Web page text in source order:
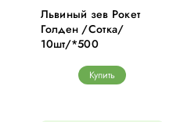
Львиный зев Рокет
Голден /Сотка/
10шт/*500
Купить